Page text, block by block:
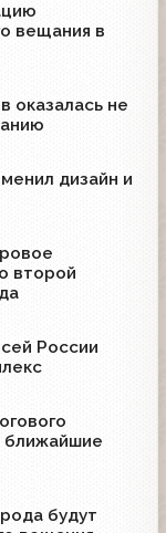
вещания в
оказалась не
дизайн и
второй
России
ближайшие
будут